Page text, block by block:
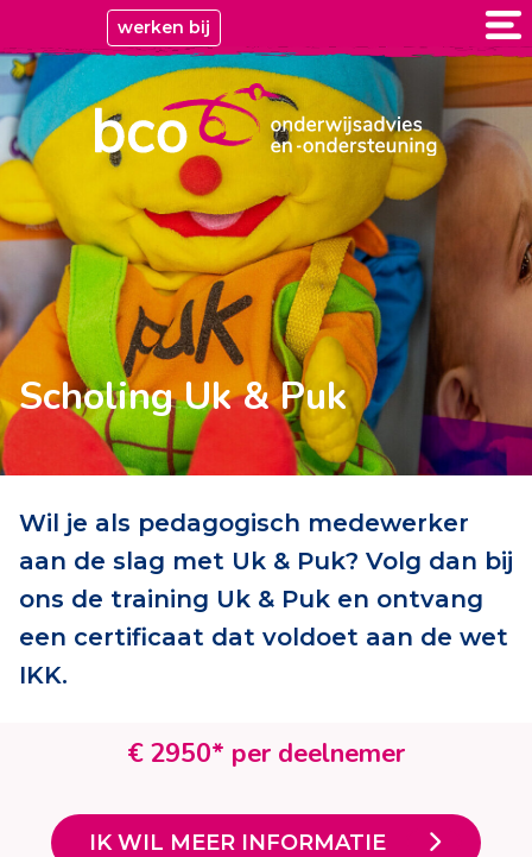
werken bij
Scholing Uk & Puk
Wil je als pedagogisch medewerker
aan de slag met Uk & Puk? Volg dan bij
ons de training Uk & Puk en ontvang
een certificaat dat voldoet aan de wet
IKK.
€ 2950* per deelnemer
IK WIL MEER INFORMATIE